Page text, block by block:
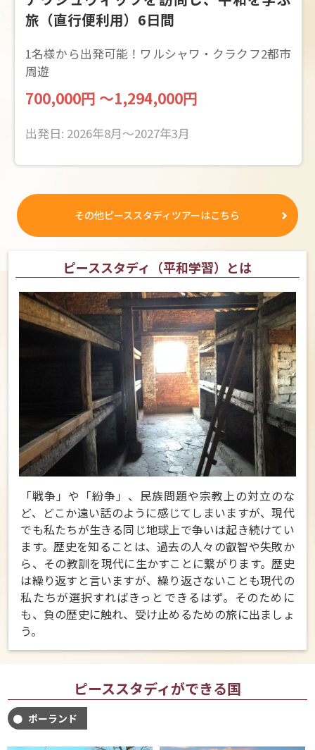
旅（直行便利用）6日間
1名様から出発可能！ワルシャワ・クラクフ2都市
周遊
700,000円 ～1,294,000円
出発日: 2026年8月～2027年3月
その他ピーススタディツアーはこちら
ピーススタディ（平和学習）とは
「戦争」や「紛争」、民族問題や宗教上の対立のな
ど、どこか遠い話のように感じてしまいますが、現代
でも私たちが生きる同じ地球上で争いは起き続けてい
ます。歴史を知ることは、過去の人々の叡智や失敗か
ら、その教訓を現代に生かすことに繋がります。歴史
は繰り返すと言いますが、繰り返さないことも現代の
私たちが選択すればきっとできるはず。そのために
も、負の歴史に触れ、受け止めるための旅に出ましょ
う。
ピーススタディができる国
ポーランド